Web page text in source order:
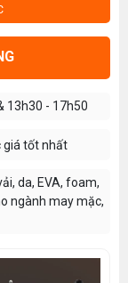
13h30 - 17h50
giá tốt nhất
da, EVA, foam,
ngành may mặc,